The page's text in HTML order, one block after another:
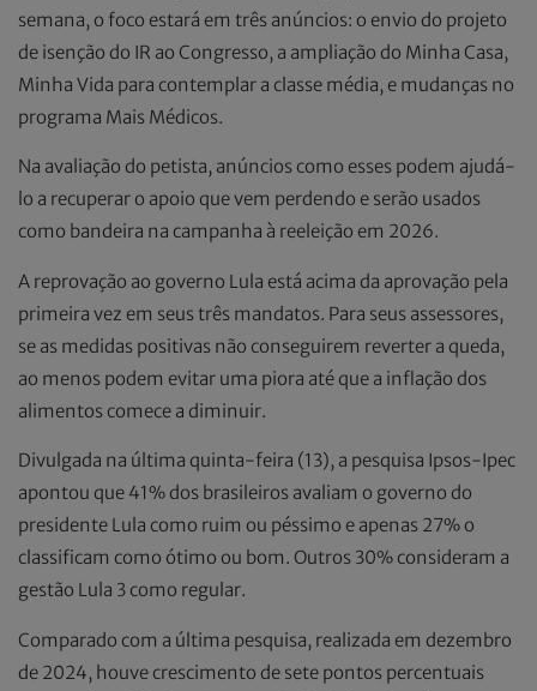
semana, o foco estará em três anúncios: o envio do projeto
de isenção do IR ao Congresso, a ampliação do Minha Casa,
Minha Vida para contemplar a classe média, e mudanças no
programa Mais Médicos.
Na avaliação do petista, anúncios como esses podem ajudá-
lo a recuperar o apoio que vem perdendo e serão usados
como bandeira na campanha à reeleição em 2026.
A reprovação ao governo Lula está acima da aprovação pela
primeira vez em seus três mandatos. Para seus assessores,
se as medidas positivas não conseguirem reverter a queda,
ao menos podem evitar uma piora até que a inflação dos
alimentos comece a diminuir.
Divulgada na última quinta-feira (13), a pesquisa Ipsos-Ipec
apontou que 41% dos brasileiros avaliam o governo do
presidente Lula como ruim ou péssimo e apenas 27% o
classificam como ótimo ou bom. Outros 30% consideram a
gestão Lula 3 como regular.
Comparado com a última pesquisa, realizada em dezembro
de 2024, houve crescimento de sete pontos percentuais